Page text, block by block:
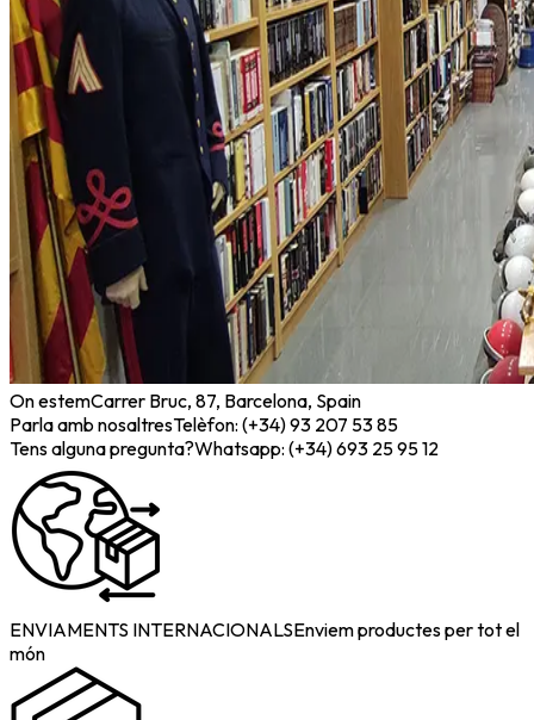
On estemCarrer Bruc, 87, Barcelona, Spain
Parla amb nosaltresTelèfon: (+34) 93 207 53 85
Tens alguna pregunta?Whatsapp: (+34) 693 25 95 12
ENVIAMENTS INTERNACIONALSEnviem productes per tot el
món